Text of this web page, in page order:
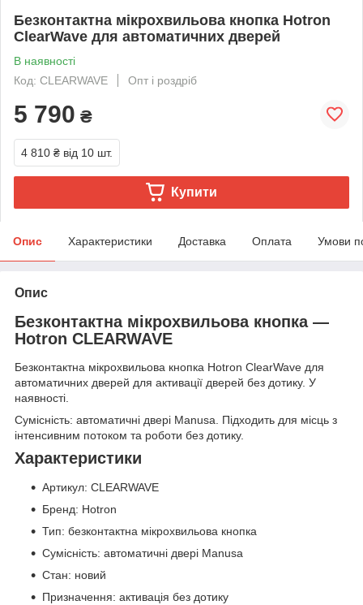
Безконтактна мікрохвильова кнопка Hotron
ClearWave для автоматичних дверей
В наявності
Код: CLEARWAVE
Опт і роздріб
5 790 ₴
4 810 ₴ від 10 шт.
Купити
Опис Характеристики Доставка Оплата Умови
Опис
Безконтактна мікрохвильова кнопка —
Hotron CLEARWAVE
Безконтактна мікрохвильова кнопка Hotron ClearWave для
автоматичних дверей для активації дверей без дотику. У
наявності.
Сумісність: автоматичні двері Manusa. Підходить для місць з
інтенсивним потоком та роботи без дотику.
Характеристики
Артикул: CLEARWAVE
Бренд: Hotron
Тип: безконтактна мікрохвильова кнопка
Сумісність: автоматичні двері Manusa
Стан: новий
Призначення: активація без дотику